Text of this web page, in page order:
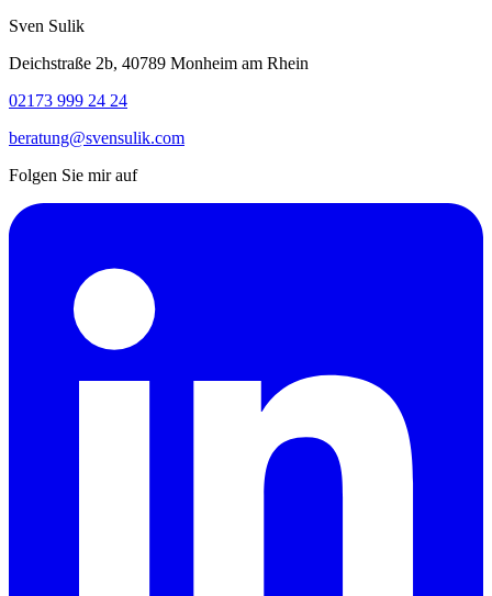
Sven Sulik
Deichstraße 2b, 40789 Monheim am Rhein
02173 999 24 24
beratung@svensulik.com
Folgen Sie mir auf